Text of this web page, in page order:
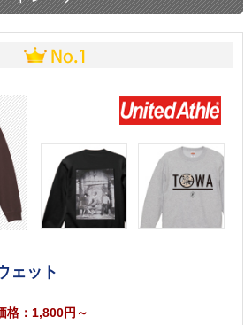
ェット
格：1,800円～